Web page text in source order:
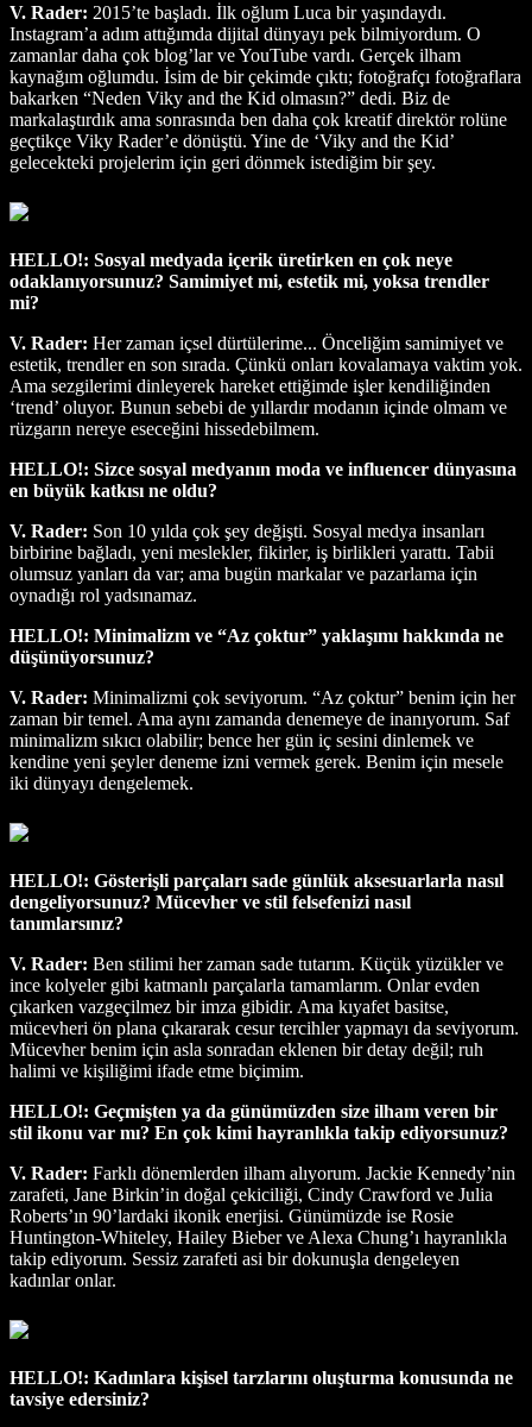
V. Rader: 2015’te başladı. İlk oğlum Luca bir yaşındaydı.
Instagram’a adım attığımda dijital dünyayı pek bilmiyordum. O
zamanlar daha çok blog’lar ve YouTube vardı. Gerçek ilham
kaynağım oğlumdu. İsim de bir çekimde çıktı; fotoğrafçı fotoğraflara
bakarken “Neden Viky and the Kid olmasın?” dedi. Biz de
markalaştırdık ama sonrasında ben daha çok kreatif direktör rolüne
geçtikçe Viky Rader’e dönüştü. Yine de ‘Viky and the Kid’
gelecekteki projelerim için geri dönmek istediğim bir şey.
HELLO!: Sosyal medyada içerik üretirken en çok neye
odaklanıyorsunuz? Samimiyet mi, estetik mi, yoksa trendler
mi?
V. Rader: Her zaman içsel dürtülerime... Önceliğim samimiyet ve
estetik, trendler en son sırada. Çünkü onları kovalamaya vaktim yok.
Ama sezgilerimi dinleyerek hareket ettiğimde işler kendiliğinden
‘trend’ oluyor. Bunun sebebi de yıllardır modanın içinde olmam ve
rüzgarın nereye eseceğini hissedebilmem.
HELLO!: Sizce sosyal medyanın moda ve influencer dünyasına
en büyük katkısı ne oldu?
V. Rader: Son 10 yılda çok şey değişti. Sosyal medya insanları
birbirine bağladı, yeni meslekler, fikirler, iş birlikleri yarattı. Tabii
olumsuz yanları da var; ama bugün markalar ve pazarlama için
oynadığı rol yadsınamaz.
HELLO!: Minimalizm ve “Az çoktur” yaklaşımı hakkında ne
düşünüyorsunuz?
V. Rader: Minimalizmi çok seviyorum. “Az çoktur” benim için her
zaman bir temel. Ama aynı zamanda denemeye de inanıyorum. Saf
minimalizm sıkıcı olabilir; bence her gün iç sesini dinlemek ve
kendine yeni şeyler deneme izni vermek gerek. Benim için mesele
iki dünyayı dengelemek.
HELLO!: Gösterişli parçaları sade günlük aksesuarlarla nasıl
dengeliyorsunuz? Mücevher ve stil felsefenizi nasıl
tanımlarsınız?
V. Rader: Ben stilimi her zaman sade tutarım. Küçük yüzükler ve
ince kolyeler gibi katmanlı parçalarla tamamlarım. Onlar evden
çıkarken vazgeçilmez bir imza gibidir. Ama kıyafet basitse,
mücevheri ön plana çıkararak cesur tercihler yapmayı da seviyorum.
Mücevher benim için asla sonradan eklenen bir detay değil; ruh
halimi ve kişiliğimi ifade etme biçimim.
HELLO!: Geçmişten ya da günümüzden size ilham veren bir
stil ikonu var mı? En çok kimi hayranlıkla takip ediyorsunuz?
V. Rader: Farklı dönemlerden ilham alıyorum. Jackie Kennedy’nin
zarafeti, Jane Birkin’in doğal çekiciliği, Cindy Crawford ve Julia
Roberts’ın 90’lardaki ikonik enerjisi. Günümüzde ise Rosie
Huntington-Whiteley, Hailey Bieber ve Alexa Chung’ı hayranlıkla
takip ediyorum. Sessiz zarafeti asi bir dokunuşla dengeleyen
kadınlar onlar.
HELLO!: Kadınlara kişisel tarzlarını oluşturma konusunda ne
tavsiye edersiniz?